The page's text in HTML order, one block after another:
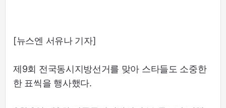
[뉴스엔 서유나 기자]
제9회 전국동시지방선거를 맞아 스타들도 소중한
한 표씩을 행사했다.